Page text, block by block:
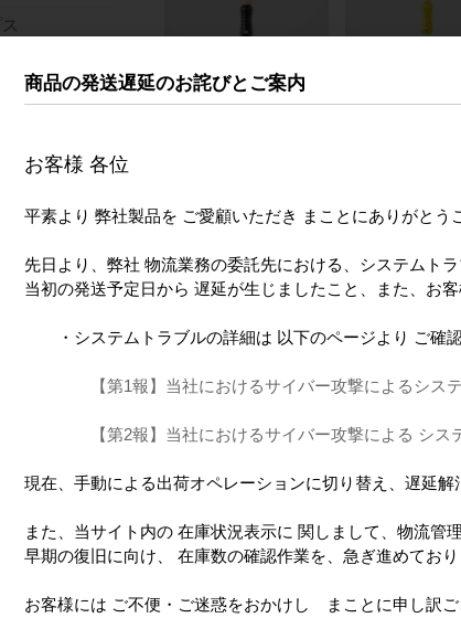
ジッペラー プラガー
ル フレキシーカットフ
ァイル ２５㎜
ル フレキシーカ
ァイル ２１㎜
イント
ホイール
コンセパレ
ー
シャー
ス
商品の発送遅延のお詫びとご案内
お客様 各位
平素より 弊社製品を ご愛顧いただき まことにありがとう
先日より、弊社 物流業務の委託先における、システムト
当初の発送予定日から 遅延が生じましたこと、また、お
・システムトラブルの詳細は 以下のページより ご確認
【第1報】当社におけるサイバー攻撃によるシス
【第2報】当社におけるサイバー攻撃による シ
現在、手動による出荷オペレーションに切り替え、遅延解
また、当サイト内の 在庫状況表示に 関しまして、物流管
早期の復旧に向け、 在庫数の確認作業を、急ぎ進めてお
お客様には ご不便・ご迷惑をおかけし まことに申し訳